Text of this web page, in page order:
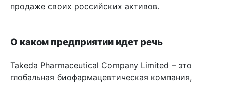
продаже своих российских активов.
О каком предприятии идет речь
Takeda Pharmaceutical Company Limited – это
глобальная биофармацевтическая компания,